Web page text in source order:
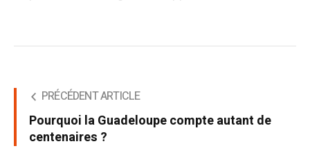
PRÉCÉDENT ARTICLE
Pourquoi la Guadeloupe compte autant de
centenaires ?